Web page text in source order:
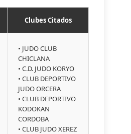
Clubes Citados
• JUDO CLUB
CHICLANA
• C.D. JUDO KORYO
• CLUB DEPORTIVO
JUDO ORCERA
• CLUB DEPORTIVO
KODOKAN
CORDOBA
• CLUB JUDO XEREZ